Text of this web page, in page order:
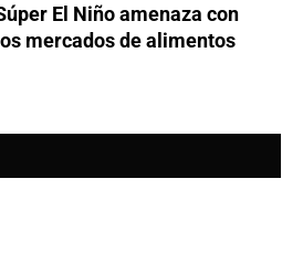
El Niño amenaza con
mercados de alimentos